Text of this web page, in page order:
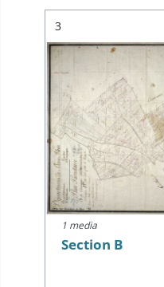
Résultat n°
3
1 media
Section B